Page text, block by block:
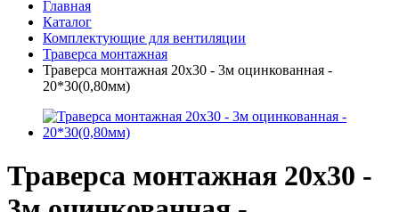
Главная
Каталог
Комплектующие для вентиляции
Траверса монтажная
Траверса монтажная 20х30 - 3м оцинкованная -
20*30(0,80мм)
Траверса монтажная 20х30 -